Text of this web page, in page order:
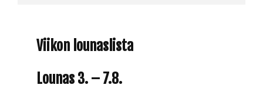
Viikon lounaslista
Lounas 3. – 7.8.